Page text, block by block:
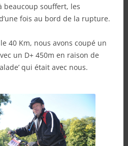
beaucoup souffert, les
fois au bord de la rupture.
40 Km, nous avons coupé un
un D+ 450m en raison de
qui était avec nous.